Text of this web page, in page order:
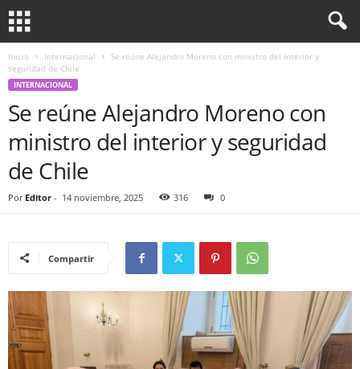
Inicio Internacional
Se reúne Alejandro Moreno con ministro del interior y
seguridad de Chile
INTERNACIONAL
Se reúne Alejandro Moreno con
ministro del interior y seguridad
de Chile
Por Editor - 14 noviembre, 2025 316 0
Compartir